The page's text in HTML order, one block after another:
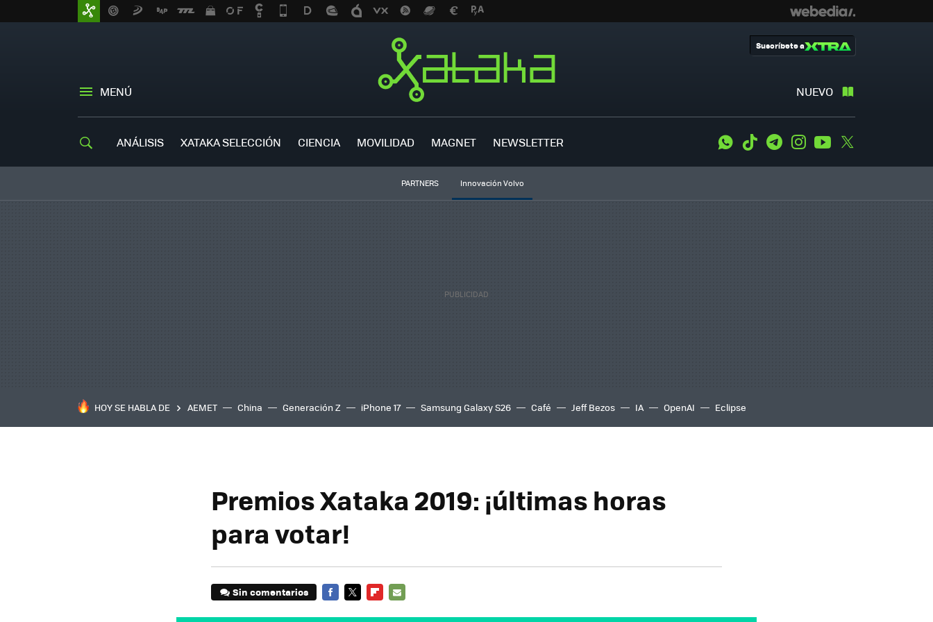
MENÚ NUEVO
Suscríbete a
ANÁLISIS XATAKA SELECCIÓN CIENCIA MOVILIDAD MAGNET NEWSLETTER WhatsApp
Tiktok TelegramInstagramYoutube
PARTNERS Innovación Volvo
HOY SE HABLA DE AEMET China Generación Z iPhone 17 Samsung Galaxy S26 Café Jeff Bezos IA OpenAI Eclipse
Premios Xataka 2019: ¡últimas horas
para votar!
Sin comentarios